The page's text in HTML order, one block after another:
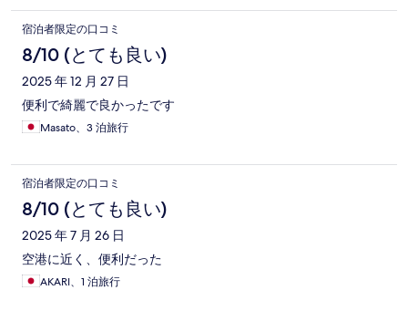
宿泊者限定の口コミ
8/10 (とても良い)
2025 年 12 月 27 日
便利で綺麗で良かったです
Masato、3 泊旅行
宿泊者限定の口コミ
8/10 (とても良い)
2025 年 7 月 26 日
空港に近く、便利だった
AKARI、1 泊旅行